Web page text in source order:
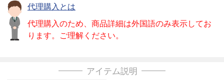
代理購入とは
代理購入のため、商品詳細は外国語のみ表示してお
ります。ご理解ください。
アイテム説明